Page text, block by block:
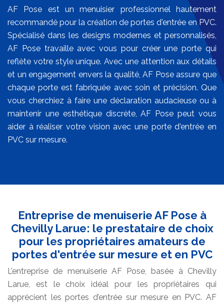
AF Pose est un menuisier professionnel hautement
recommandé pour la création de portes d'entrée en PVC.
Spécialisé dans les designs modernes et personnalisés,
AF Pose travaille avec vous pour créer une porte qui
reflète votre style unique. Avec une attention aux détails
et un engagement envers la qualité, AF Pose assure que
chaque porte est fabriquée avec soin et précision. Que
vous cherchiez à faire une déclaration audacieuse ou à
maintenir une esthétique discrète, AF Pose peut vous
aider à réaliser votre vision avec une porte d'entrée en
PVC sur mesure.
Entreprise de menuiserie AF Pose à
Chevilly Larue: le prestataire de choix
pour les propriétaires amateurs de
portes d'entrée sur mesure et en PVC
L’entreprise de menuiserie AF Pose, basée à Chevilly
Larue, est le choix idéal pour les propriétaires qui
apprécient les portes d’entrée sur mesure en PVC. AF